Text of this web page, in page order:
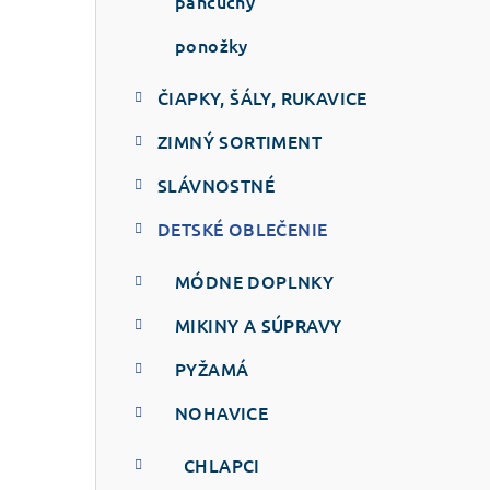
ponožky
ČIAPKY, ŠÁLY, RUKAVICE
ZIMNÝ SORTIMENT
SLÁVNOSTNÉ
DETSKÉ OBLEČENIE
MÓDNE DOPLNKY
MIKINY A SÚPRAVY
PYŽAMÁ
NOHAVICE
CHLAPCI